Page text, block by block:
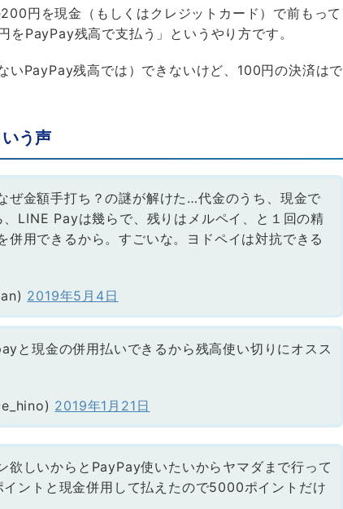
円を現金（もしくはクレジットカード）で前もって
をPayPay残高で支払う」というやり方です。
いPayPay残高では）できないけど、100円の決済はで
う声
ぜ金額手打ち？の謎が解けた…代金のうち、現金で
LINE Payは幾らで、残りはメルペイ、と１回の精
併用できるから。すごいな。ヨドペイは対抗できる
2019年5月4日
と現金の併用払いできるから残高使い切りにオスス
2019年1月21日
欲しいからとPayPay使いたいからヤマダまで行って
ントと現金併用して払えたので5000ポイントだけ